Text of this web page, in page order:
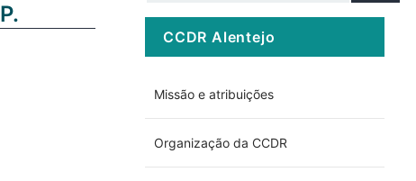
CCDR Alentejo
Missão e atribuições
Organização da CCDR